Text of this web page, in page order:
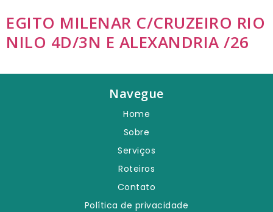
EGITO MILENAR C/CRUZEIRO RIO
NILO 4D/3N E ALEXANDRIA /26
Navegue
Home
Sobre
Serviços
Roteiros
Contato
Política de privacidade